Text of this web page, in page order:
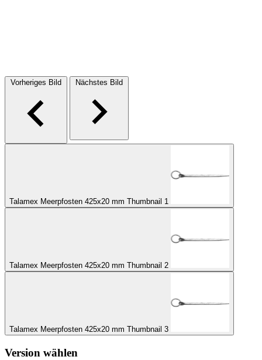
Vorheriges Bild Nächstes Bild
Talamex Meerpfosten 425x20 mm Thumbnail 1
Talamex Meerpfosten 425x20 mm Thumbnail 2
Talamex Meerpfosten 425x20 mm Thumbnail 3
Version wählen